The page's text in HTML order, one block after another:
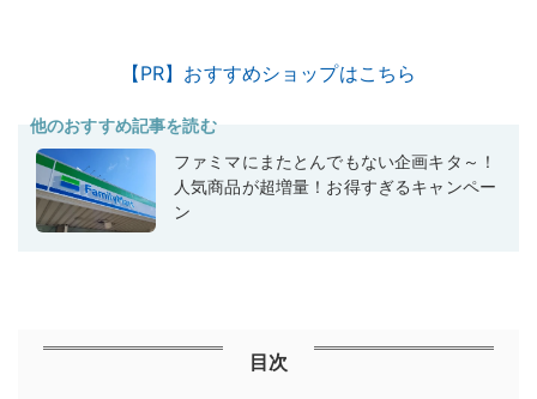
【PR】おすすめショップはこちら
他のおすすめ記事を読む
ファミマにまたとんでもない企画キタ～！
人気商品が超増量！お得すぎるキャンペー
ン
目次